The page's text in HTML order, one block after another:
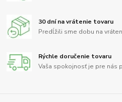
30 dní na vrátenie tovaru
Predĺžili sme dobu na
Rýchle doručenie tovaru
Vaša spokojnosť je pre nás